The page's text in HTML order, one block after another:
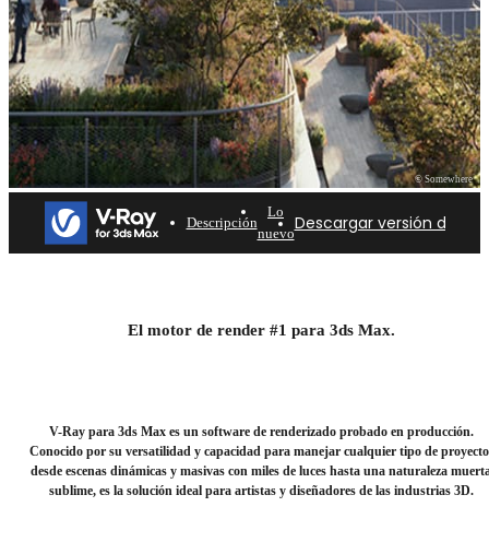
© Somewhere
El software de renderizado 3D más completo del
Descripción
Lo
nuevoDescargar versión de
El motor de render #1 para 3ds Max.
V-Ray para 3ds Max es un software de renderizado probado en producción.
Conocido por su versatilidad y capacidad para manejar cualquier tipo de
desde escenas dinámicas y masivas con miles de luces hasta una naturaleza
sublime, es la solución ideal para artistas y diseñadores de las industrias 3D.